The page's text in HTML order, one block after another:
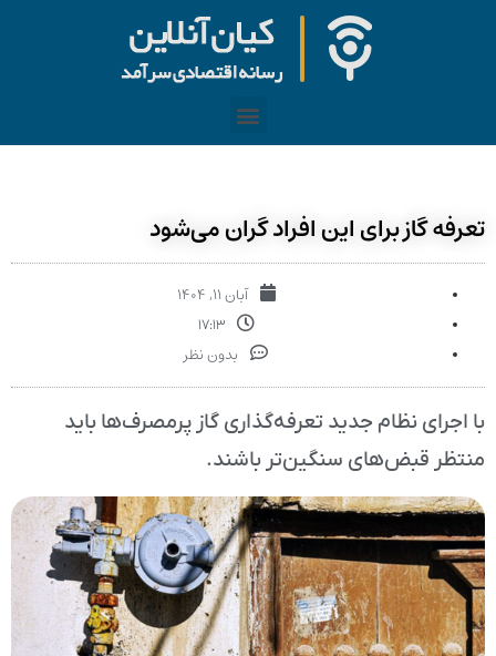
تعرفه گاز برای این افراد گران می‌شود
آبان ۱۱, ۱۴۰۴
۱۷:۱۳
بدون نظر
با اجرای نظام جدید تعرفه‌گذاری گاز پرمصرف‌ها باید
منتظر قبض‌های سنگین‌تر باشند.